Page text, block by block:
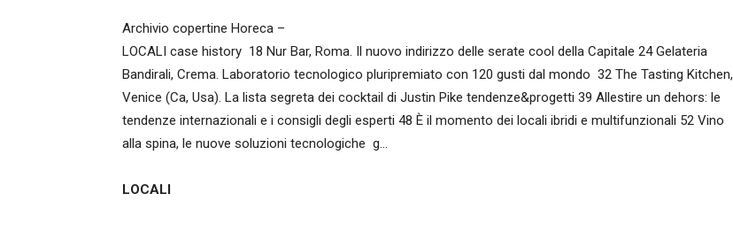
Archivio copertine Horeca –
LOCALI case history 18 Nur Bar, Roma. Il nuovo indirizzo delle serate cool della Capitale 24 Gelateria
Bandirali, Crema. Laboratorio tecnologico pluripremiato con 120 gusti dal mondo 32 The Tasting Kitchen,
Venice (Ca, Usa). La lista segreta dei cocktail di Justin Pike tendenze&progetti 39 Allestire un dehors: le
tendenze internazionali e i consigli degli esperti 48 È il momento dei locali ibridi e multifunzionali 52 Vino
alla spina, le nuove soluzioni tecnologiche g…
LOCALI